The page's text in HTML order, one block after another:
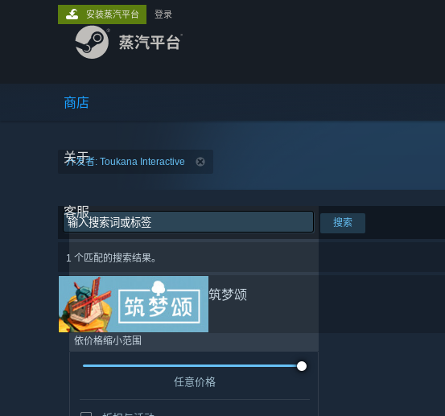
商店
关于
客服
安装蒸汽平台 登录
开发者: Toukana Interactive
搜索
1 个匹配的搜索结果。
筑梦颂
依价格缩小范围
任意价格